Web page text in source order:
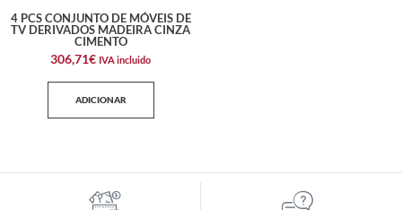
4 PCS CONJUNTO DE MÓVEIS DE
TV DERIVADOS MADEIRA CINZA
CIMENTO
306,71€ IVA incluido
ADICIONAR